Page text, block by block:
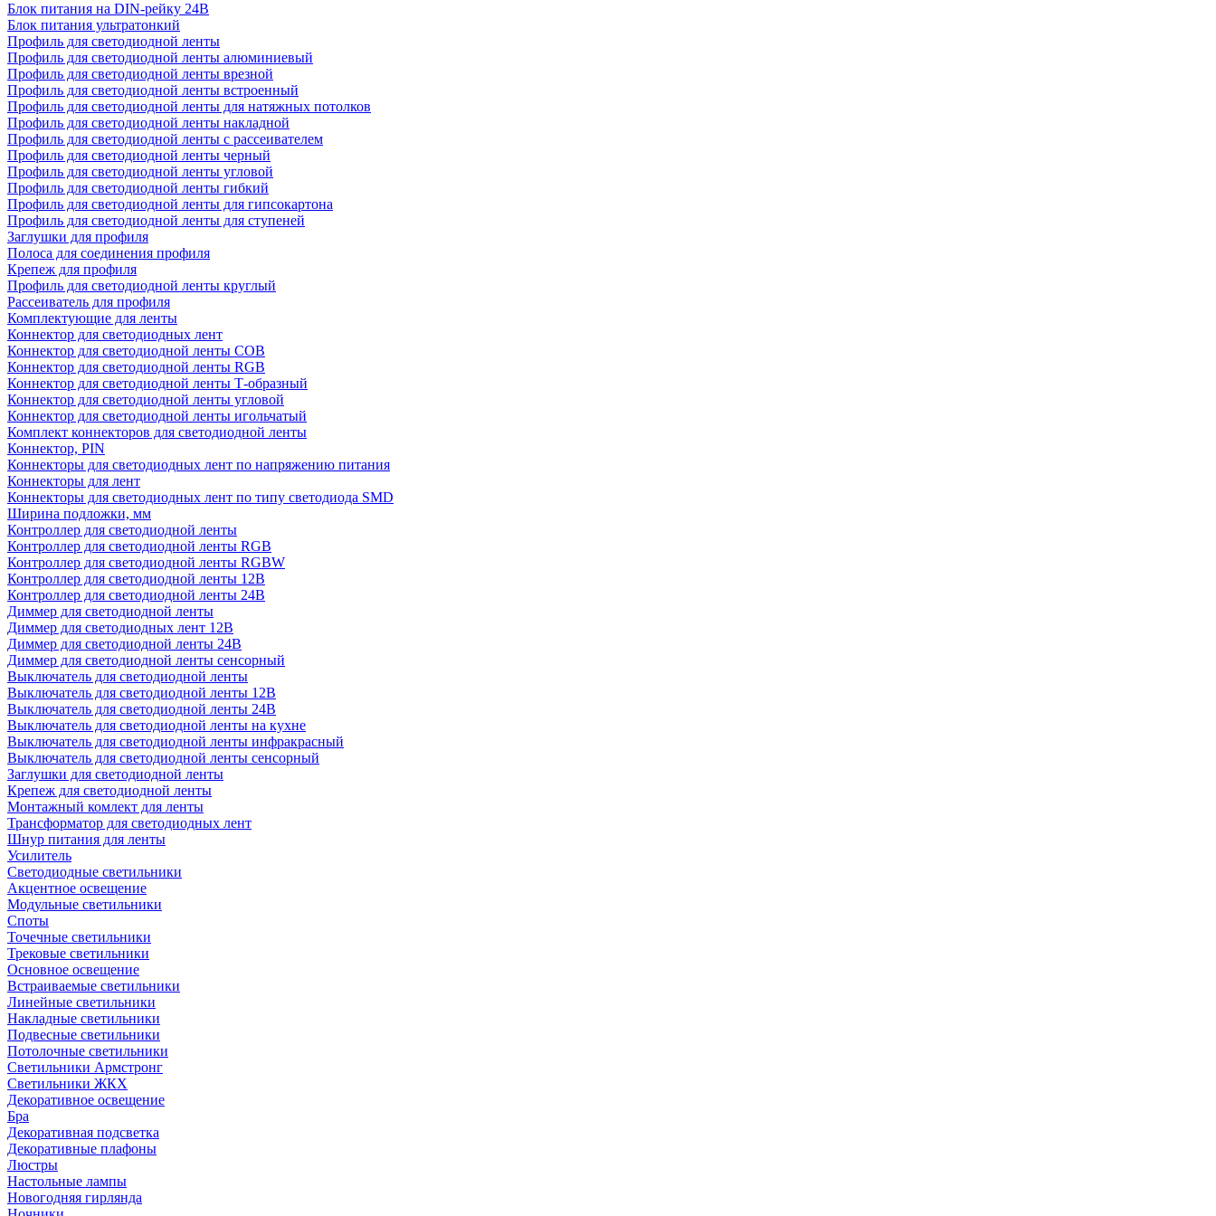
Блок питания на DIN-рейку 24В
Блок питания ультратонкий
Профиль для светодиодной ленты
Профиль для светодиодной ленты алюминиевый
Профиль для светодиодной ленты врезной
Профиль для светодиодной ленты встроенный
Профиль для светодиодной ленты для натяжных потолков
Профиль для светодиодной ленты накладной
Профиль для светодиодной ленты с рассеивателем
Профиль для светодиодной ленты черный
Профиль для светодиодной ленты угловой
Профиль для светодиодной ленты гибкий
Профиль для светодиодной ленты для гипсокартона
Профиль для светодиодной ленты для ступеней
Заглушки для профиля
Полоса для соединения профиля
Крепеж для профиля
Профиль для светодиодной ленты круглый
Рассеиватель для профиля
Комплектующие для ленты
Коннектор для светодиодных лент
Коннектор для светодиодной ленты COB
Коннектор для светодиодной ленты RGB
Коннектор для светодиодной ленты Т-образный
Коннектор для светодиодной ленты угловой
Коннектор для светодиодной ленты игольчатый
Комплект коннекторов для светодиодной ленты
Коннектор, PIN
Коннекторы для светодиодных лент по напряжению питания
Коннекторы для лент
Коннекторы для светодиодных лент по типу светодиода SMD
Ширина подложки, мм
Контроллер для светодиодной ленты
Контроллер для светодиодной ленты RGB
Контроллер для светодиодной ленты RGBW
Контроллер для светодиодной ленты 12В
Контроллер для светодиодной ленты 24В
Диммер для светодиодной ленты
Диммер для светодиодных лент 12В
Диммер для светодиодной ленты 24В
Диммер для светодиодной ленты сенсорный
Выключатель для светодиодной ленты
Выключатель для светодиодной ленты 12В
Выключатель для светодиодной ленты 24В
Выключатель для светодиодной ленты на кухне
Выключатель для светодиодной ленты инфракрасный
Выключатель для светодиодной ленты сенсорный
Заглушки для светодиодной ленты
Крепеж для светодиодной ленты
Монтажный комлект для ленты
Трансформатор для светодиодных лент
Шнур питания для ленты
Усилитель
Светодиодные светильники
Акцентное освещение
Модульные светильники
Споты
Точечные светильники
Трековые светильники
Основное освещение
Встраиваемые светильники
Линейные светильники
Накладные светильники
Подвесные светильники
Потолочные светильники
Светильники Армстронг
Светильники ЖКХ
Декоративное освещение
Бра
Декоративная подсветка
Декоративные плафоны
Люстры
Настольные лампы
Новогодняя гирлянда